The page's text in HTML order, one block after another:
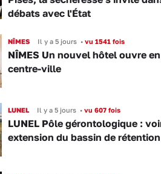
débats avec l'État
NÎMES Il y a 5 jours •vu 1541 fois
NÎMES Un nouvel hôtel ouvre en
centre-ville
LUNEL Il y a 5 jours •vu 607 fois
LUNEL Pôle gérontologique :
extension du bassin de rétention